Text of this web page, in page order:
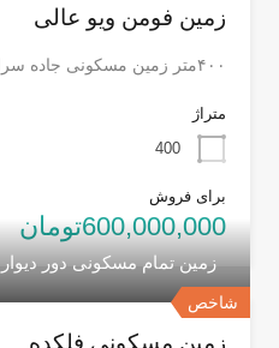
زمین فومن ویو عالی
۴۰۰متر زمین مسکونی جاده سراوان فومن
متراژ
400
برای فروش
600,000,000تومان
شاخص
زمین تمام مسکونی دور دیوار
زمین مسکونی فلکده